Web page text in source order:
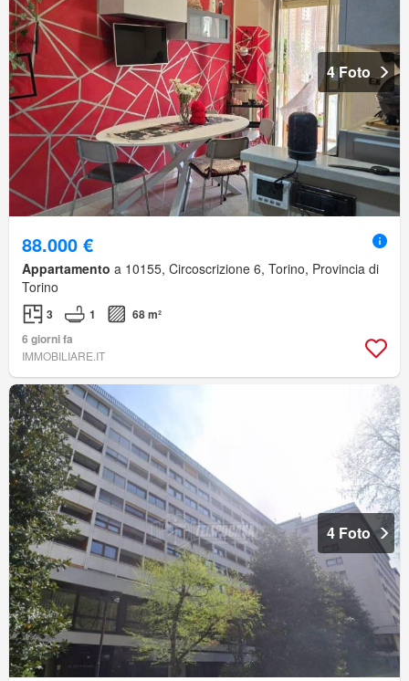
4 Foto
88.000 €
Appartamento a 10155, Circoscrizione 6, Torino, Provincia di
Torino
3 1
68 m²
6 giorni fa
IMMOBILIARE.IT
4 Foto